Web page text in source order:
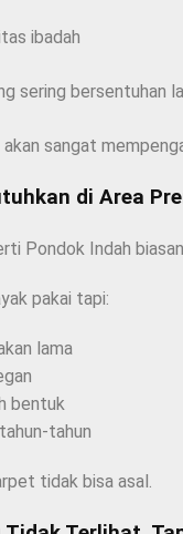
ibadah
sering bersentuhan
sangat
di Area
Pondok Indah
pakai tapi:
lama
bentuk
tahun
tidak bisa asal.